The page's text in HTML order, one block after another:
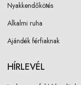
Nyakkendőkötés
Alkalmi ruha
Ajándék férfiaknak
HÍRLEVÉL